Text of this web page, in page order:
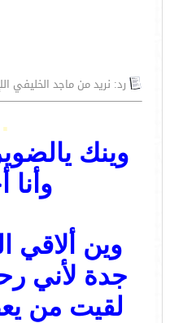
رد: نريد من ماجد الخليفي
وينك
وين ألاقي
جدة لأني
لقيت من